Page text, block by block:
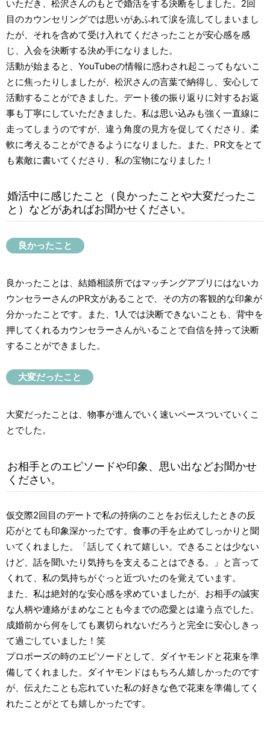
いただき、松沢さんのもとで婚活をする決断をしました。2回
目のカウンセリングでは思いがあふれて涙を流してしまいまし
たが、それを含めて受け入れてくださったことが安心感を感
じ、入会を決断する決め手になりました。
活動が始まると、YouTubeの情報に惑わされ起こってもないこ
とに焦ったりしましたが、松沢さんの言葉で納得し、安心して
活動することができました。デート後の振り返りに対するお返
事も丁寧にしていただきました。私は思い込みも強く一直線に
走ってしまうのですが、違う角度の見方を促してくださり、柔
軟に考えることができるようになりました。また、PR文をとて
も素敵に書いてくださり、私の宝物になりました！
婚活中に感じたこと（良かったことや大変だったこ
と）などがあればお聞かせください。
良かったこと
良かったことは、結婚相談所ではマッチングアプリにはないカ
ウンセラーさんのPR文があることで、その方の客観的な印象が
分かったことです。また、1人では決断できないことも、背中を
押してくれるカウンセラーさんがいることで自信を持って決断
することができました。
大変だったこと
大変だったことは、物事が進んでいく速いペースついていくこ
とでした。
お相手とのエピソードや印象、思い出などお聞かせ
ください。
仮交際2回目のデートで私の持病のことをお伝えしたときの反
応がとても印象深かったです。食事の手を止めてしっかりと聞
いてくれました。「話してくれて嬉しい。できることは少ない
けど、話を聞いたり気持ちを支えることはできる。」と言って
くれて、私の気持ちがぐっと近づいたのを覚えています。
また、私は絶対的な安心感を求めていましたが、お相手の誠実
な人柄や連絡がまめなことも今までの恋愛とは違う点でした。
成婚前から何をしても裏切られないだろうと完全に安心しきっ
て過ごしていました！笑
プロポーズの時のエピソードとして、ダイヤモンドと花束を準
備してくれました。ダイヤモンドはもちろん嬉しかったのです
が、伝えたことも忘れていた私の好きな色で花束を準備してく
れたことがとても嬉しかったです。